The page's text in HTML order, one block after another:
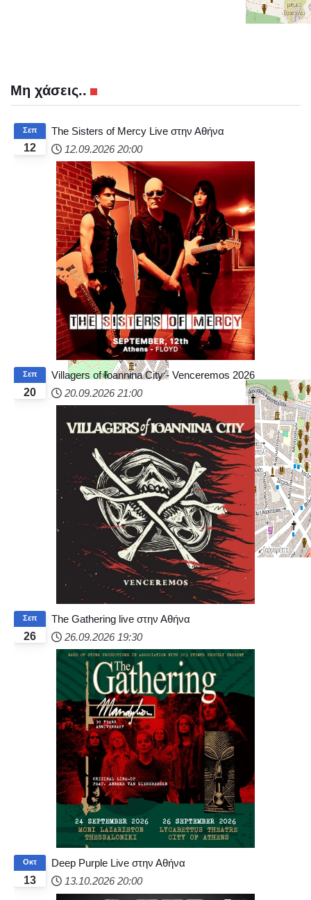
+−
© OpenStreetMap
Μη χάσεις..
12
Σεπ
The Sisters of Mercy Live στην Αθήνα
12.09.2026 20:00
20
Σεπ
Villagers of Ioannina City - Venceremos 2026
20.09.2026 21:00
26
Σεπ
The Gathering live στην Αθήνα
26.09.2026 19:30
13
Οκτ
Deep Purple Live στην Αθήνα
13.10.2026 20:00